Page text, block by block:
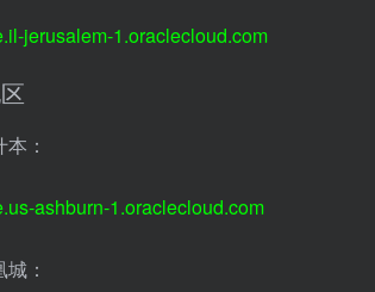
jerusalem-1.oraclecloud.com
：
ashburn-1.oraclecloud.com
：